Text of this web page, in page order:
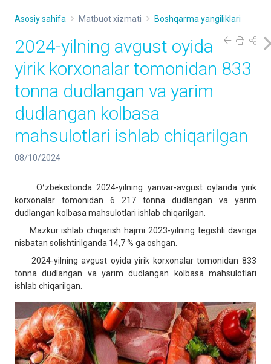
Asosiy sahifa Matbuot xizmati Boshqarma yangiliklari
2024-yilning avgust oyida
yirik korxonalar tomonidan 833
tonna dudlangan va yarim
dudlangan kolbasa
mahsulotlari ishlab chiqarilgan
08/10/2024
Oʻzbekistonda 2024-yilning yanvar-avgust oylarida yirik
korxonalar tomonidan 6 217 tonna dudlangan va yarim
dudlangan kolbasa mahsulotlari ishlab chiqarilgan.
Mazkur ishlab chiqarish hajmi 2023-yilning tegishli davriga
nisbatan solishtirilganda 14,7 % ga oshgan.
2024-yilning avgust oyida yirik korxonalar tomonidan 833
tonna dudlangan va yarim dudlangan kolbasa mahsulotlari
ishlab chiqarilgan.